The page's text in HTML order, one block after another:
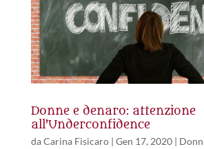
Donne e denaro: attenzione
all’Underconfidence
daCarina Fisicaro| Gen 17, 2020|